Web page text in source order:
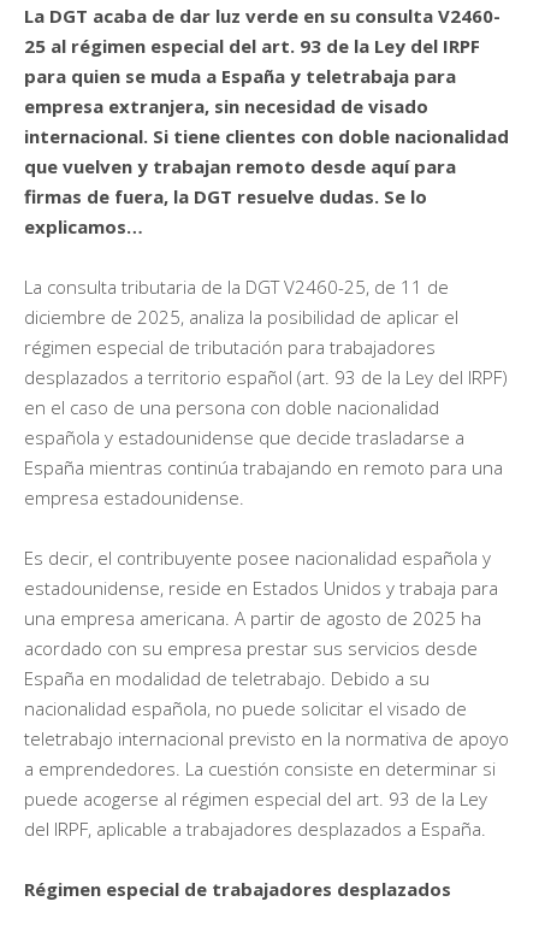
La DGT acaba de dar luz verde en su consulta V2460-
25 al régimen especial del art. 93 de la Ley del IRPF
para quien se muda a España y teletrabaja para
empresa extranjera, sin necesidad de visado
internacional. Si tiene clientes con doble nacionalidad
que vuelven y trabajan remoto desde aquí para
firmas de fuera, la DGT resuelve dudas. Se lo
explicamos…
La consulta tributaria de la DGT V2460-25, de 11 de
diciembre de 2025, analiza la posibilidad de aplicar el
régimen especial de tributación para trabajadores
desplazados a territorio español (art. 93 de la Ley del IRPF)
en el caso de una persona con doble nacionalidad
española y estadounidense que decide trasladarse a
España mientras continúa trabajando en remoto para una
empresa estadounidense.
Es decir, el contribuyente posee nacionalidad española y
estadounidense, reside en Estados Unidos y trabaja para
una empresa americana. A partir de agosto de 2025 ha
acordado con su empresa prestar sus servicios desde
España en modalidad de teletrabajo. Debido a su
nacionalidad española, no puede solicitar el visado de
teletrabajo internacional previsto en la normativa de apoyo
a emprendedores. La cuestión consiste en determinar si
puede acogerse al régimen especial del art. 93 de la Ley
del IRPF, aplicable a trabajadores desplazados a España.
Régimen especial de trabajadores desplazados